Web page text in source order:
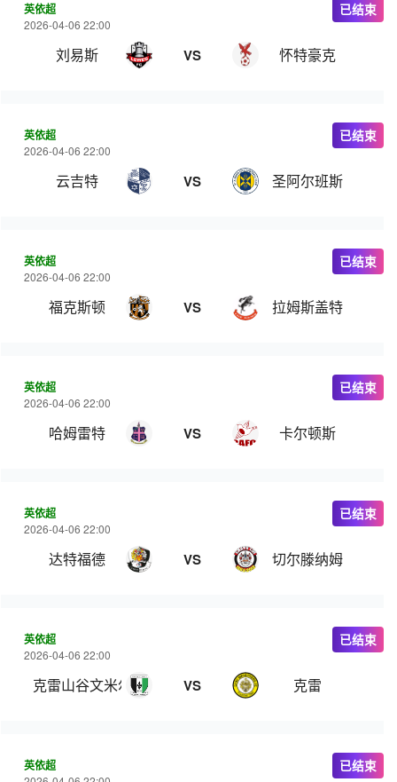
英依超
2026-04-06 22:00
刘易斯 VS 怀特豪克
已结束
英依超
2026-04-06 22:00
云吉特 VS 圣阿尔班斯
已结束
英依超
2026-04-06 22:00
福克斯顿 VS 拉姆斯盖特
已结束
英依超
2026-04-06 22:00
哈姆雷特 VS 卡尔顿斯
已结束
英依超
2026-04-06 22:00
达特福德 VS 切尔滕纳姆
已结束
英依超
2026-04-06 22:00
克雷山谷文米尔斯 VS 克雷
已结束
英依超 已结束